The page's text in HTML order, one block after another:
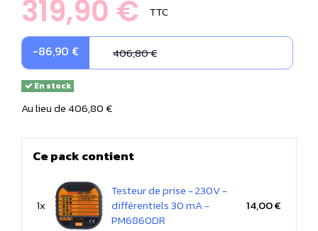
319,90 € TTC
-86,90 € 406,80 €
En stock
Au lieu de 406,80 €
Ce pack contient
1x
Testeur de prise - 230V -
différentiels 30 mA -
PM6860DR
14,00 €